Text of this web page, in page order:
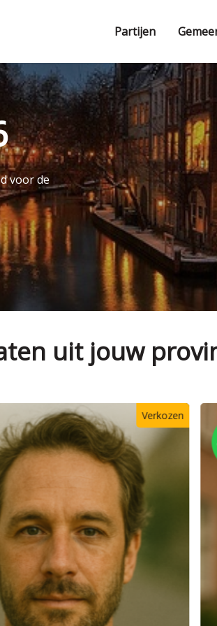
Partijen
voor de
uit jouw
Verkozen